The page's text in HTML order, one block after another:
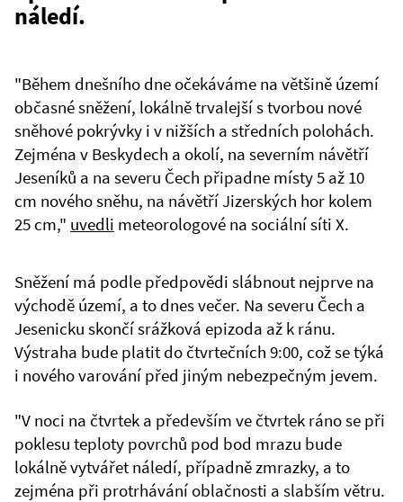
náledí.
"Během dnešního dne očekáváme na většině území
občasné sněžení, lokálně trvalejší s tvorbou nové
sněhové pokrývky i v nižších a středních polohách.
Zejména v Beskydech a okolí, na severním návětří
Jeseníků a na severu Čech připadne místy 5 až 10
cm nového sněhu, na návětří Jizerských hor kolem
25 cm," uvedli meteorologové na sociální síti X.
Sněžení má podle předpovědi slábnout nejprve na
východě území, a to dnes večer. Na severu Čech a
Jesenicku skončí srážková epizoda až k ránu.
Výstraha bude platit do čtvrtečních 9:00, což se týká
i nového varování před jiným nebezpečným jevem.
"V noci na čtvrtek a především ve čtvrtek ráno se při
poklesu teploty povrchů pod bod mrazu bude
lokálně vytvářet náledí, případně zmrazky, a to
zejména při protrhávání oblačnosti a slabším větru.